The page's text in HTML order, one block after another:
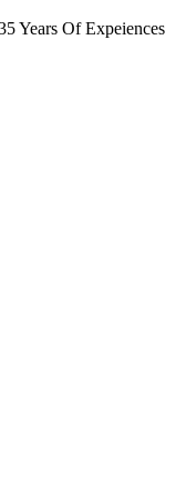
Years Of Expeiences